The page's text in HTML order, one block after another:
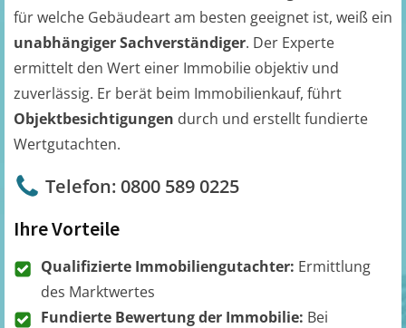
für welche Gebäudeart am besten geeignet ist, weiß ein
unabhängiger Sachverständiger. Der Experte
ermittelt den Wert einer Immobilie objektiv und
zuverlässig. Er berät beim Immobilienkauf, führt
Objektbesichtigungen durch und erstellt fundierte
Wertgutachten.
Telefon: 0800 589 0225
Ihre Vorteile
Qualifizierte Immobiliengutachter: Ermittlung
des Marktwertes
Fundierte Bewertung der Immobilie: Bei